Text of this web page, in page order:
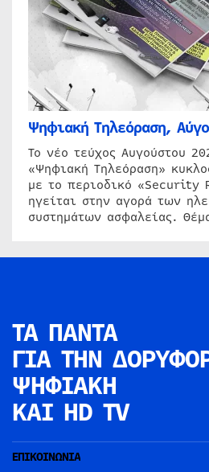
Ψηφιακή Τηλεόραση,
Το νέο τεύχος Αυγούστου
«Ψηφιακή Τηλεόραση»
με το περιοδικό «Security
ηγείται στην αγορά των
συστημάτων ασφαλείας.
ΤΑ ΠΑΝΤΑ
ΓΙΑ ΤΗΝ
ΨΗΦΙΑΚΗ
ΚΑΙ HD TV
ΕΠΙΚΟΙΝΩΝΙΑ